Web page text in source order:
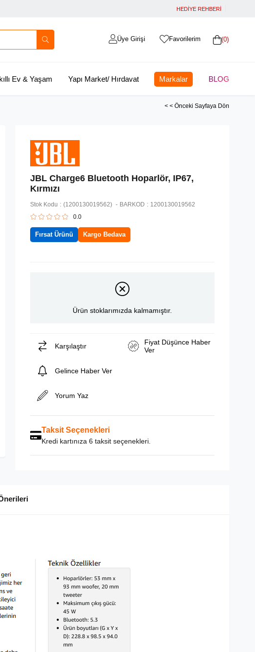
HEDİYE REHBERİ
0
Favorilerim
Üye Girişi
Ev & Yaşam Yapı Market/ Hırdavat Markalar BLOG
< < Önceki Sayfaya Dön
JBL Charge6 Bluetooth Hoparlör, IP67,
Kırmızı
Stok Kodu (1200130019562) BARKOD : 1200130019562
0.0
Fırsat Ürünü Kargo Bedava
Ürün stoklarımızda kalmamıştır.
Karşılaştır
Fiyat Düşünce Haber
Ver
Gelince Haber Ver
Yorum Yaz
Taksit Seçenekleri
Kredi kartınıza 6 taksit seçenekleri.